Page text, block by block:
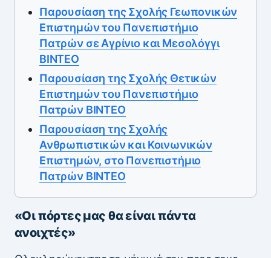
Παρουσίαση της Σχολής Γεωπονικών
Επιστημών του Πανεπιστήμιο
Πατρών σε Αγρίνιο και Μεσολόγγι
ΒΙΝΤΕΟ
Παρουσίαση της Σχολής Θετικών
Επιστημών του Πανεπιστήμιο
Πατρών ΒΙΝΤΕΟ
Παρουσίαση της Σχολής
Ανθρωπιστικών και Κοινωνικών
Επιστημών, στο Πανεπιστήμιο
Πατρών ΒΙΝΤΕΟ
«Οι πόρτες μας θα είναι πάντα
ανοιχτές»